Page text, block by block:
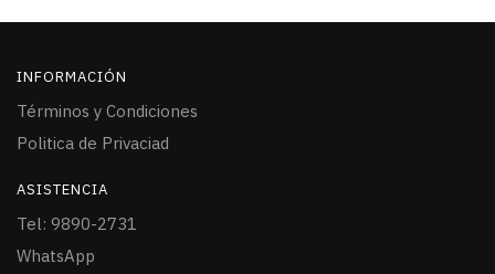
INFORMACIÓN
Términos y Condiciones
Politica de Privaciad
ASISTENCIA
Tel: 9890-2731
WhatsApp